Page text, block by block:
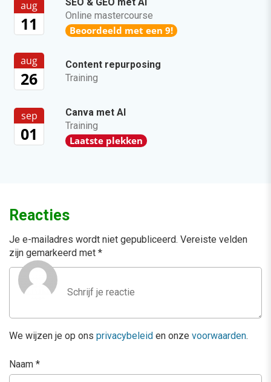
aug
11
SEO & GEO met AI
Online mastercourse
Beoordeeld met een 9!
aug
26
Content repurposing
Training
sep
01
Canva met AI
Training
Laatste plekken
Reacties
Je e-mailadres wordt niet gepubliceerd. Vereiste velden
zijn gemarkeerd met *
We wijzen je op ons privacybeleid en onze voorwaarden.
Naam *